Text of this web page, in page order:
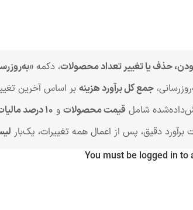
حذف یا تغییر تعداد محصولات، دکمه
جمع کل برآورد هزینه بر اساس آخرین
شامل قیمت محصولات و ۱۰ درصد مالیات بر ارزش افزوده
برآورد دقیق، پس از اعمال همه تغییرات، یک‌بار
You must be logged in to